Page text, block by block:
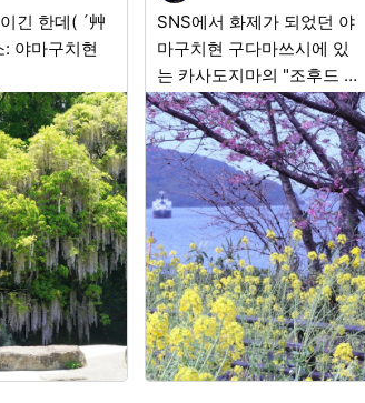
긴 한데( ´艸
SNS에서 화제가 되었던 야
마구치현 구다마쓰시에 있
는 카사도지마의 "조후드 가
든". 카메라를 사고 처음으로
벚꽃 촬영을 하면서 이 화려
한 봄의 풍경을 만났습니다.
온화한 세토 내해에서 이쪽
으로 향하는 한 척의 배를 발
견하고, 마치 새로운 계절의
시작이나 제 카메라 라이프
의 출발을 축하해 주는 듯한
기분으로 셔터를 눌렀습니
다.